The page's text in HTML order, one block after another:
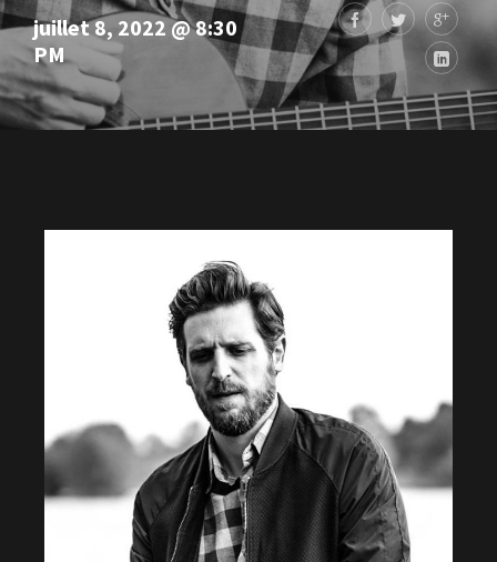
juillet 8, 2022 @ 8:30
PM